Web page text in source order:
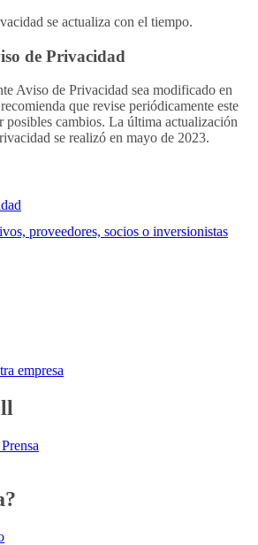
se actualiza con el tiempo.
de Privacidad
Aviso de Privacidad sea modificado en
que revise periódicamente este
posibles cambios. La última actualización
se realizó en mayo de 2023.
proveedores, socios o inversionistas
empresa